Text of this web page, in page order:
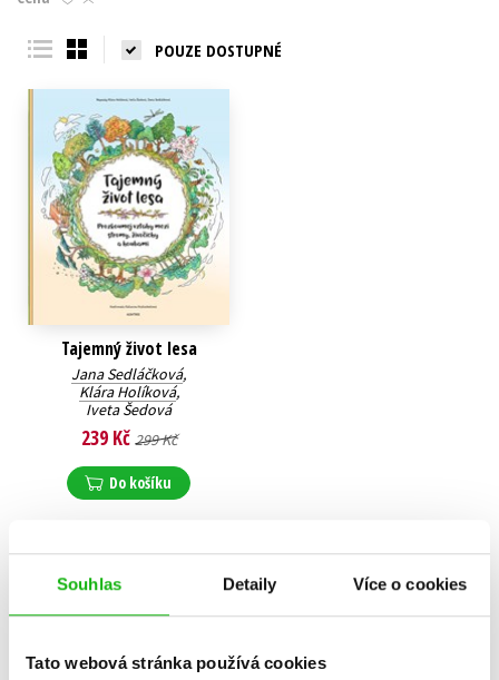
Souhlas Detaily Více o cookies
Tato webová stránka používá cookies
Young adult (SK)
POUZE DOSTUPNÉ
Tajemný život lesa
Jana Sedláčková,
Klára Holíková,
Iveta Šedová
239 Kč 299 Kč
Do košíku